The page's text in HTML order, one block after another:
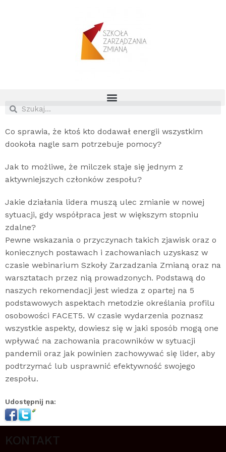
Co sprawia, że ktoś kto dodawał energii wszystkim
dookoła nagle sam potrzebuje pomocy?
Jak to możliwe, że milczek staje się jednym z
aktywniejszych członków zespołu?
Jakie działania lidera muszą ulec zmianie w nowej
sytuacji, gdy współpraca jest w większym stopniu
zdalne?
Pewne wskazania o przyczynach takich zjawisk oraz o
koniecznych postawach i zachowaniach uzyskasz w
czasie webinarium Szkoły Zarzadzania Zmianą oraz na
warsztatach przez nią prowadzonych. Podstawą do
naszych rekomendacji jest wiedza z opartej na 5
podstawowych aspektach metodzie określania profilu
osobowości FACET5. W czasie wydarzenia poznasz
wszystkie aspekty, dowiesz się w jaki sposób mogą one
wpływać na zachowania pracowników w sytuacji
pandemii oraz jak powinien zachowywać się lider, aby
podtrzymać lub usprawnić efektywność swojego
zespołu.
Udostępnij na:
KONTAKT